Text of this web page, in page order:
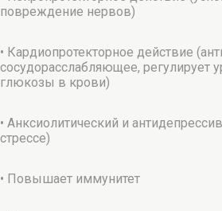
повреждение нервов)
• Кардиопротекторное действие
сосудорасслабляющее, регулирует
глюкозы в крови)
• Анксиолитический и
стрессе)
• Повышает иммунитет